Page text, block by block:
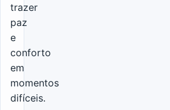
trazer
paz
e
conforto
em
momentos
difíceis.